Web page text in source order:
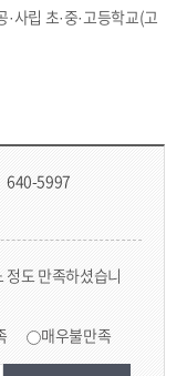
사립 초·중·고등학교(고
640-5997
정도 만족하셨습니
매우불만족